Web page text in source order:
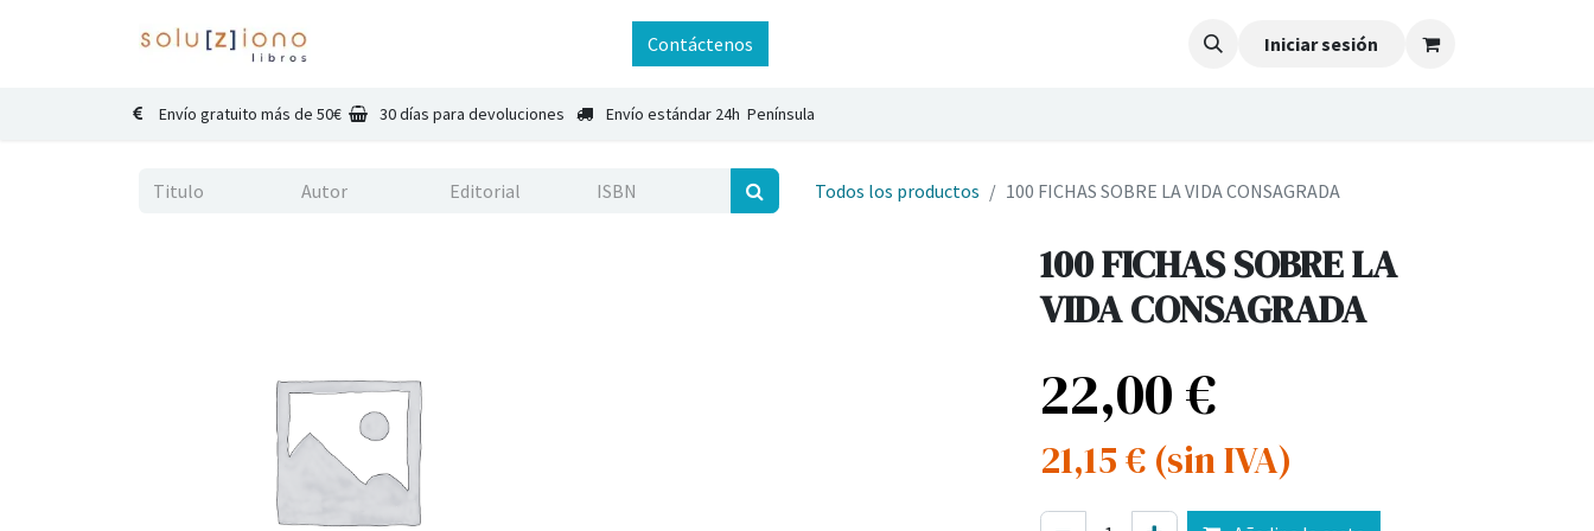
Contáctenos Iniciar sesión
Envío gratuito más de 50€ 30 días para devoluciones Envío estándar 24h Península
Todos los productos 100 FICHAS SOBRE LA VIDA CONSAGRADA
100 FICHAS SOBRE LA
VIDA CONSAGRADA
22,00€
21,15€ (sin IVA)